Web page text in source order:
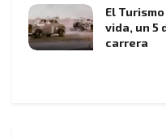
El
vida, un 5
carrera